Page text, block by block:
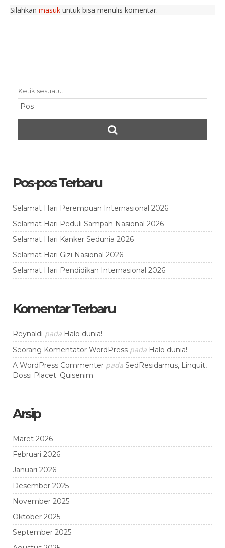
Silahkan masuk untuk bisa menulis komentar.
Pos-pos Terbaru
Selamat Hari Perempuan Internasional 2026
Selamat Hari Peduli Sampah Nasional 2026
Selamat Hari Kanker Sedunia 2026
Selamat Hari Gizi Nasional 2026
Selamat Hari Pendidikan Internasional 2026
Komentar Terbaru
Reynaldi pada Halo dunia!
Seorang Komentator WordPress pada Halo dunia!
A WordPress Commenter pada SedResidamus, Linquit,
Dossi Placet. Quisenim
Arsip
Maret 2026
Februari 2026
Januari 2026
Desember 2025
November 2025
Oktober 2025
September 2025